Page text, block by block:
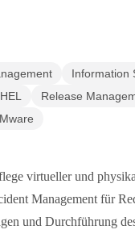
Information
Release
virtueller und
Management für
und Durchführung